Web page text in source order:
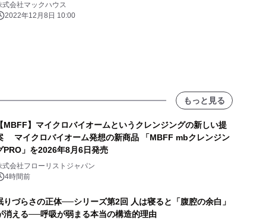
式会社マックハウス
2022年12月8日 10:00
もっと見る
MBFF】マイクロバイオームというクレンジングの新しい提
マイクロバイオーム発想の新商品 「MBFF mbクレンジン
PRO」を2026年8月6日発売
式会社フローリストジャパン
4時間前
りづらさの正体──シリーズ第2回 人は寝ると「腹腔の余白」
消える──呼吸が弱まる本当の構造的理由